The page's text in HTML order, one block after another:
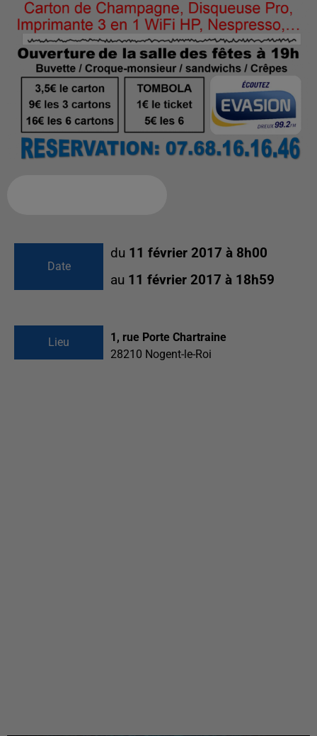
Date
du 11 février 2017 à 8h00
au 11 février 2017 à 18h59
Lieu
1, rue Porte Chartraine
28210 Nogent-le-Roi